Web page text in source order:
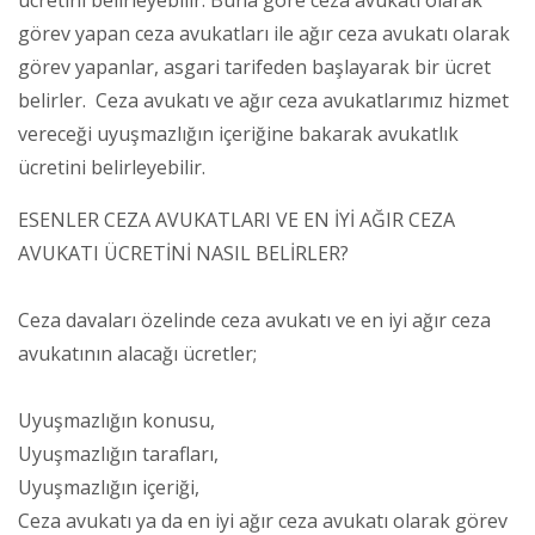
görev yapan ceza avukatları ile ağır ceza avukatı olarak
görev yapanlar, asgari tarifeden başlayarak bir ücret
belirler. Ceza avukatı ve ağır ceza avukatlarımız hizmet
vereceği uyuşmazlığın içeriğine bakarak avukatlık
ücretini belirleyebilir.
ESENLER CEZA AVUKATLARI VE EN İYİ AĞIR CEZA
AVUKATI ÜCRETİNİ NASIL BELİRLER?
Ceza davaları özelinde ceza avukatı ve en iyi ağır ceza
avukatının alacağı ücretler;
Uyuşmazlığın konusu,
Uyuşmazlığın tarafları,
Uyuşmazlığın içeriği,
Ceza avukatı ya da en iyi ağır ceza avukatı olarak görev